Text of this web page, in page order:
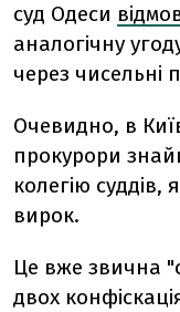
суд Одеси
аналогічну
через чисельні
Очевидно, в
прокурори
колегію суддів,
вирок.
Це вже звична
двох